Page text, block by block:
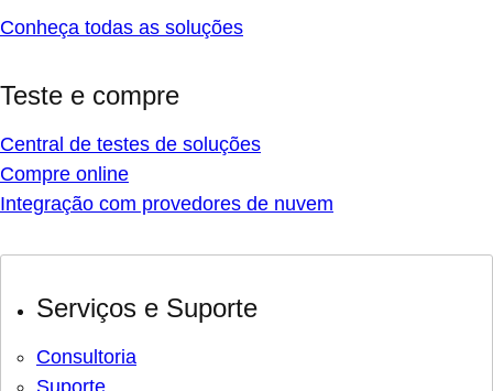
Conheça todas as soluções
Teste e compre
Central de testes de soluções
Compre online
Integração com provedores de nuvem
Serviços e Suporte
Consultoria
Suporte